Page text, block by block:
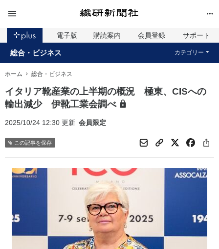
電子版 購読案内 会員登録 サポート
総合・ビジネス カテゴリー
ホーム 総合・ビジネス
イタリア靴産業の上半期の概況 極東、CISへの
輸出減少 伊靴工業会調べ
2025/10/24 12:30 更新 会員限定
この記事を保存